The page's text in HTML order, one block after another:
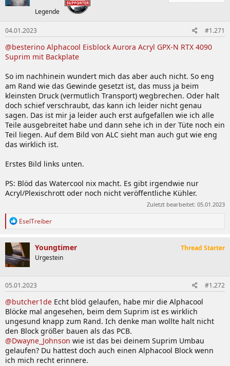
Legende
04.01.2023 #1.271
@besterino Alphacool Eisblock Aurora Acryl GPX-N RTX 4090
Suprim mit Backplate
So im nachhinein wundert mich das aber auch nicht. So eng
am Rand wie das Gewinde gesetzt ist, das muss ja beim
kleinsten Druck (vermutlich Transport) wegbrechen. Oder halt
doch schief verschraubt, das kann ich leider nicht genau
sagen. Das ist mir ja leider auch erst aufgefallen wie ich alle
Teile ausgebreitet habe und dann sehe ich in der Tüte noch ein
Teil liegen. Auf dem Bild von ALC sieht man auch gut wie eng
das wirklich ist.
Erstes Bild links unten.
PS: Blöd das Watercool nix macht. Es gibt irgendwie nur
Acryl/Plexischrott oder noch nicht veröffentliche Kühler.
Zuletzt bearbeitet: 05.01.2023
R
k
t
i
o
n
e
n
:
EselTreiber
Youngtimer
Urgestein
Thread Starter
05.01.2023 #1.272
@butcher1de Echt blöd gelaufen, habe mir die Alphacool
Blöcke mal angesehen, beim dem Suprim ist es wirklich
ungesund knapp zum Rand. Ich denke man wollte halt nicht
den Block größer bauen als das PCB.
@Dwayne_Johnson wie ist das bei deinem Suprim Umbau
gelaufen? Du hattest doch auch einen Alphacool Block wenn
ich mich recht erinnere.